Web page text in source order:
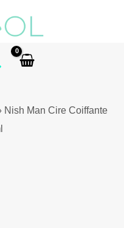
Nish Man Cire Coiffante